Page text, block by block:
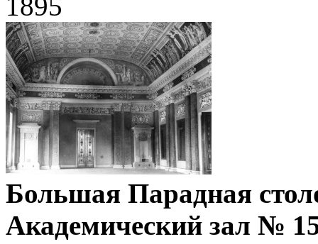
1895
Большая Парадная
Академический зал №